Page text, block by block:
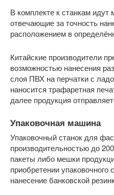
В комплекте к станкам идут
отвечающие за точность
расположением в
Китайские производители
возможностью нанесения
слоя ПВХ на перчатки с
наносится трафаретная
далее продукция
Упаковочная машина
Упаковочный станок для
производительностью до
пакеты либо мешки
приобретении
нанесение банковской